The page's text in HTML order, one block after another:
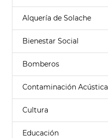
Alquería de Solache
Bienestar Social
Bomberos
Contaminación Acústica
Cultura
Educación